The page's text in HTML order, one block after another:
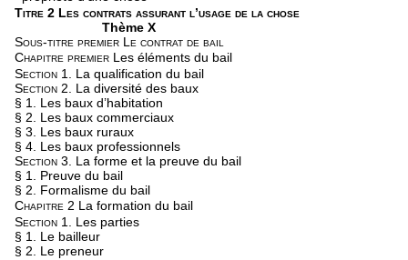
Titre 2 Les contrats assurant l’usage de la chose
Thème X
Sous-titre premier Le contrat de bail
Chapitre premier Les éléments du bail
Section 1.
La qualification du bail
Section 2.
La diversité des baux
§ 1. Les baux d’habitation
§ 2. Les baux commerciaux
§ 3. Les baux ruraux
§ 4. Les baux professionnels
Section 3.
La forme et la preuve du bail
§ 1. Preuve du bail
§ 2. Formalisme du bail
Chapitre 2 La formation du bail
Section 1.
Les parties
§ 1. Le bailleur
§ 2. Le preneur